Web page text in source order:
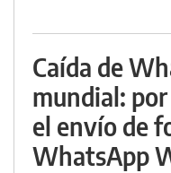
Caída de
mundial:
el envío de
WhatsApp